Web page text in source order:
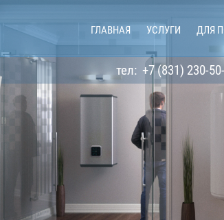
ГЛАВНАЯ УСЛУГИ ДЛЯ
тел: +7 (831) 230-